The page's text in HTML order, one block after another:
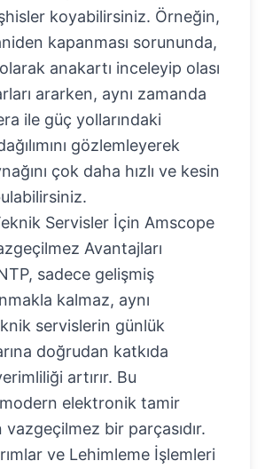
koyabilirsiniz. Örneğin,
kapanması sorununda,
anakartı inceleyip olası
ararken, aynı zamanda
ile güç yollarındaki
gözlemleyerek
çok daha hızlı ve kesin
Servisler İçin Amscope
Avantajları
sadece gelişmiş
kalmaz, aynı
servislerin günlük
doğrudan katkıda
artırır. Bu
elektronik tamir
bir parçasıdır.
ve Lehimleme İşlemleri